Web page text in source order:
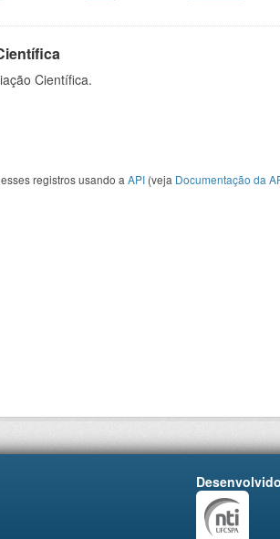
Científica.
registros usando a API (veja Documentação da